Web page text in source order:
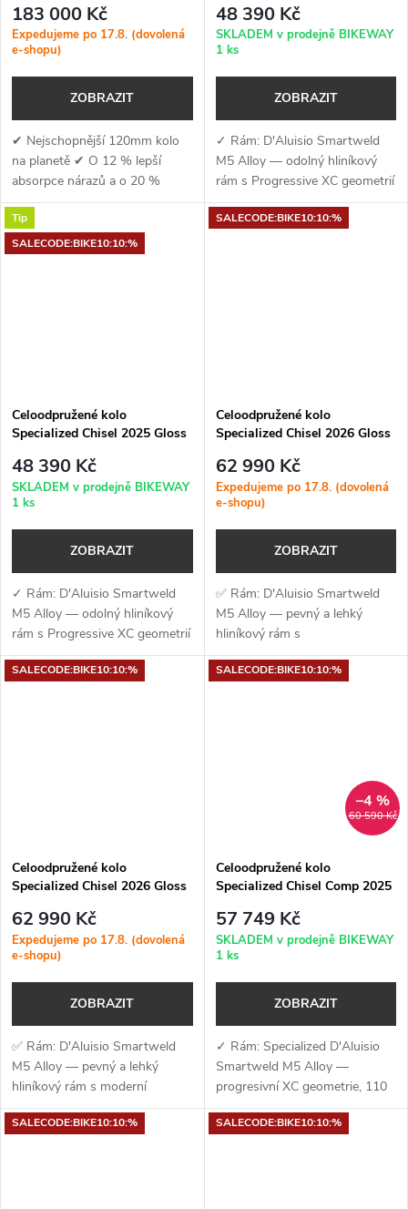
White
183 000 Kč
Expedujeme po 17.8. (dovolená
e-shopu)
ZOBRAZIT
✔ Nejschopnější 120mm kolo
na planetě ✔ O 12 % lepší
absorpce nárazů a o 20 %
menší pohupování při šlapání ✔
Ride Dynamics vyvinul
RockShox SIDLuxe Select+
48 390 Kč
SKLADEM v prodejně BIKEWAY
1 ks
ZOBRAZIT
✓ Rám: D'Aluisio Smartweld
M5 Alloy — odolný hliníkový
rám s Progressive XC geometrií
a 110mm zadního zdvihu ✓
Vidlice: RockShox Recon Silver
Tip
SALECODE:BIKE10:10:%
Celoodpružené kolo
Specialized Chisel 2025 Gloss
48 390 Kč
SKLADEM v prodejně BIKEWAY
1 ks
ZOBRAZIT
✓ Rám: D'Aluisio Smartweld
M5 Alloy — odolný hliníkový
rám s Progressive XC geometrií
a 110mm zadního zdvihu✓
Vidlice: RockShox Recon Silver
SALECODE:BIKE10:10:%
Celoodpružené kolo
Specialized Chisel 2026 Gloss
62 990 Kč
Expedujeme po 17.8. (dovolená
e-shopu)
ZOBRAZIT
✅ Rám: D'Aluisio Smartweld
M5 Alloy — pevný a lehký
hliníkový rám s
moderní Progressive XC
geometrií a zdvihem 110
SALECODE:BIKE10:10:%
Celoodpružené kolo
Specialized Chisel 2026 Gloss
62 990 Kč
Expedujeme po 17.8. (dovolená
e-shopu)
ZOBRAZIT
✅ Rám: D'Aluisio Smartweld
M5 Alloy — pevný a lehký
hliníkový rám s moderní
Progressive XC geometrií a
zdvihem 110 mm ✅ Vidlice:
SALECODE:BIKE10:10:%
60 590 Kč
–4 %
Celoodpružené kolo
Specialized Chisel Comp 2025
Metal
57 749 Kč
SKLADEM v prodejně BIKEWAY
1 ks
ZOBRAZIT
✓ Rám: Specialized D'Aluisio
Smartweld M5 Alloy —
progresivní XC geometrie, 110
mm zdvihu, vnitřní vedení a
kompatibilita s teleskopickou
SALECODE:BIKE10:10:% SALECODE:BIKE10:10:%